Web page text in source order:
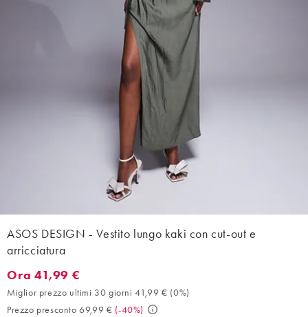
ASOS DESIGN - Vestito lungo kaki con cut-out e
arricciatura
Ora 41,99 €. Miglior prezzo ultimi 30 giorni 41,99 € (0%).
Ora 41,99 €
Miglior prezzo ultimi 30 giorni 41,99 € (0%)
Prezzo presconto 69,99 € (-40%)